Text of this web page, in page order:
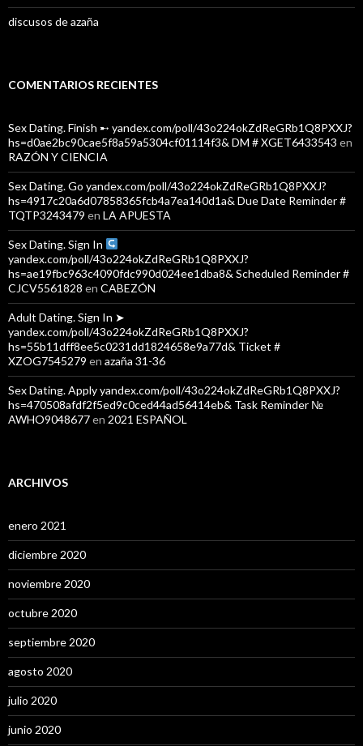
discusos de azaña
COMENTARIOS RECIENTES
Sex Dating. Finish ➸ yandex.com/poll/43o224okZdReGRb1Q8PXXJ?
hs=d0ae2bc90cae5f8a59a5304cf01114f3& DM # XGET6433543 en
RAZÓN Y CIENCIA
Sex Dating. Go yandex.com/poll/43o224okZdReGRb1Q8PXXJ?
hs=4917c20a6d07858365fcb4a7ea140d1a& Due Date Reminder #
TQTP3243479 en LA APUESTA
Sex Dating. Sign In
yandex.com/poll/43o224okZdReGRb1Q8PXXJ?
hs=ae19fbc963c4090fdc990d024ee1dba8& Scheduled Reminder #
CJCV5561828 en CABEZÓN
Adult Dating. Sign In ➤
yandex.com/poll/43o224okZdReGRb1Q8PXXJ?
hs=55b11dff8ee5c0231dd1824658e9a77d& Ticket #
XZOG7545279 en azaña 31-36
Sex Dating. Apply yandex.com/poll/43o224okZdReGRb1Q8PXXJ?
hs=470508afdf2f5ed9c0ced44ad56414eb& Task Reminder №
AWHO9048677en 2021 ESPAÑOL
ARCHIVOS
enero 2021
diciembre 2020
noviembre 2020
octubre 2020
septiembre 2020
agosto 2020
julio 2020
junio 2020